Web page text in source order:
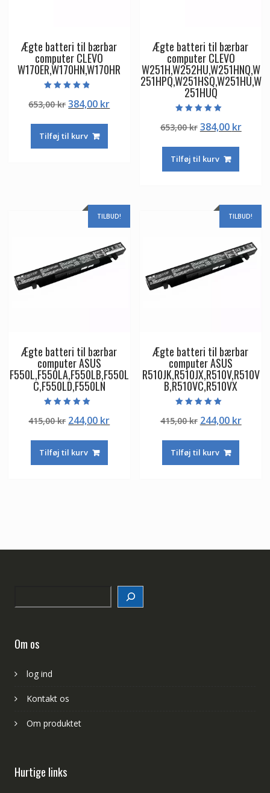
Ægte batteri til bærbar
computer CLEVO
W170ER,W170HN,W170HR
4.50
ud af 5
653,00krDen
pris
var:
384,00 krDen
Tilføj til kurv
Ægte batteri til bærbar
computer CLEVO
W251H,W252HU,W251HNQ,W
251HPQ,W251HSQ,W251HU,W
251HUQ
5.00
ud af 5
653,00kr Den
pris
var:
384,00 krDen
Tilføj til kurv
TILBUD!
Ægte batteri til bærbar
computer ASUS
F550L,F550LA,F550LB,F550L
C,F550LD,F550LN
5.00
ud af 5
415,00kr Den
pris
var:
244,00 krDen
Tilføj til kurv
TILBUD!
Ægte batteri til bærbar
computer ASUS
R510JK,R510JX,R510V,R510V
B,R510VC,R510VX
5.00
ud af 5
415,00kr Den
pris
var:
244,00 krDen
Tilføj til kurv
Om os
log ind
Kontakt os
Om produktet
Hurtige links